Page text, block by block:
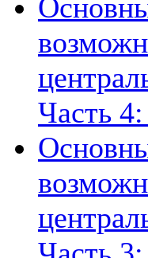
Часть 4: